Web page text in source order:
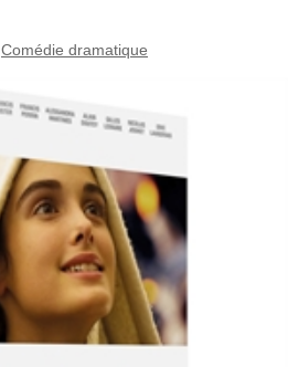
Comédie dramatique